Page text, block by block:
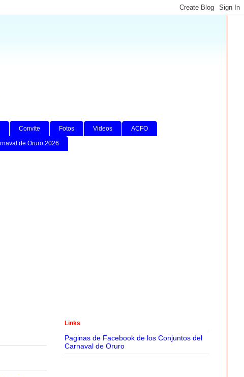
Convite Fotos Videos ACFO
de Oruro 2026
Links
Paginas de Facebook de los Conjuntos del
Carnaval de Oruro